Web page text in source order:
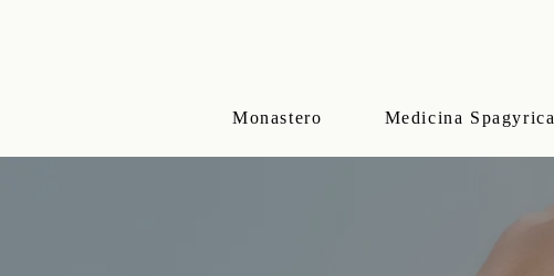
Monastero Medicina Spagyrica